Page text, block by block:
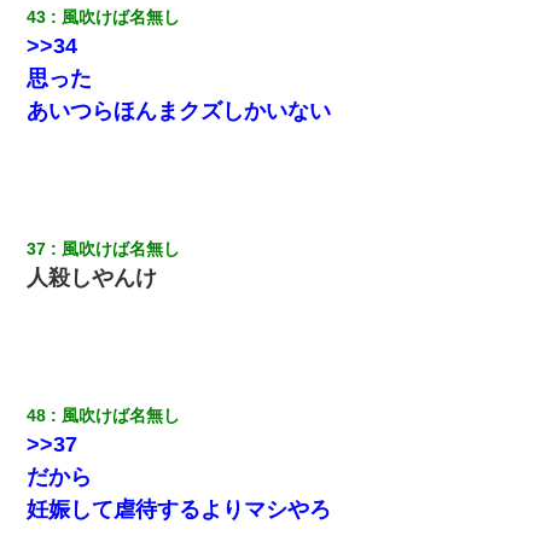
43 風吹けば名無し
>>34
思った
あいつらほんまクズしかいない
37 風吹けば名無し
人殺しやんけ
48 風吹けば名無し
>>37
だから
妊娠して虐待するよりマシやろ